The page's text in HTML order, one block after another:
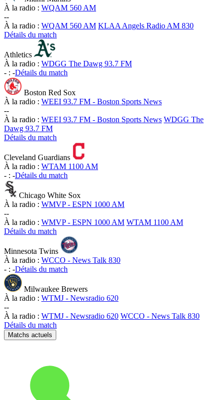
À la radio : WQAM 560 AM
--
À la radio : WQAM 560 AM KLAA Angels Radio AM 830
Détails du match
Athletics
À la radio : WDGG The Dawg 93.7 FM
- : -Détails du match
Boston Red Sox
À la radio : WEEI 93.7 FM - Boston Sports News
--
À la radio : WEEI 93.7 FM - Boston Sports News WDGG The
Dawg 93.7 FM
Détails du match
Cleveland Guardians
À la radio : WTAM 1100 AM
- : -Détails du match
Chicago White Sox
À la radio : WMVP - ESPN 1000 AM
--
À la radio : WMVP - ESPN 1000 AM WTAM 1100 AM
Détails du match
Minnesota Twins
À la radio : WCCO - News Talk 830
- : -Détails du match
Milwaukee Brewers
À la radio : WTMJ - Newsradio 620
--
À la radio : WTMJ - Newsradio 620 WCCO - News Talk 830
Détails du match
Matchs actuels